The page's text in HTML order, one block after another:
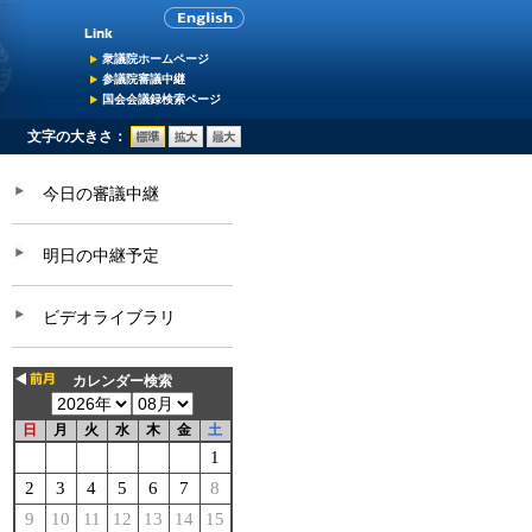
衆議院ホームページ
参議院審議中継
国会会議録検索ページ
文字の大きさ：
今日の審議中継
明日の中継予定
ビデオライブラリ
カレンダー検索
日 月 火 水 木 金 土
1
2
3 4 5 6 7
8
9
10 11 12 13 14
15